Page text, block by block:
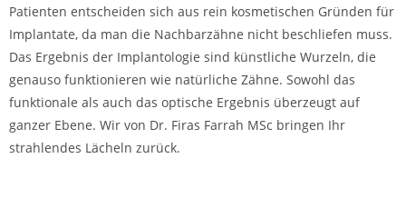
Patienten entscheiden sich aus rein kosmetischen Gründen für
Implantate, da man die Nachbarzähne nicht beschliefen muss.
Das Ergebnis der Implantologie sind künstliche Wurzeln, die
genauso funktionieren wie natürliche Zähne. Sowohl das
funktionale als auch das optische Ergebnis überzeugt auf
ganzer Ebene. Wir von Dr. Firas Farrah MSc bringen Ihr
strahlendes Lächeln zurück.